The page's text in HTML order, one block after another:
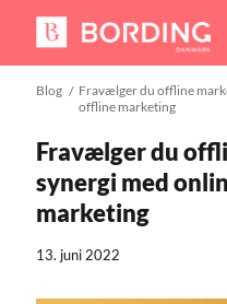
Blog
Fravælger du offline
offline marketing
Fravælger du
synergi med
marketing
13. juni 2022